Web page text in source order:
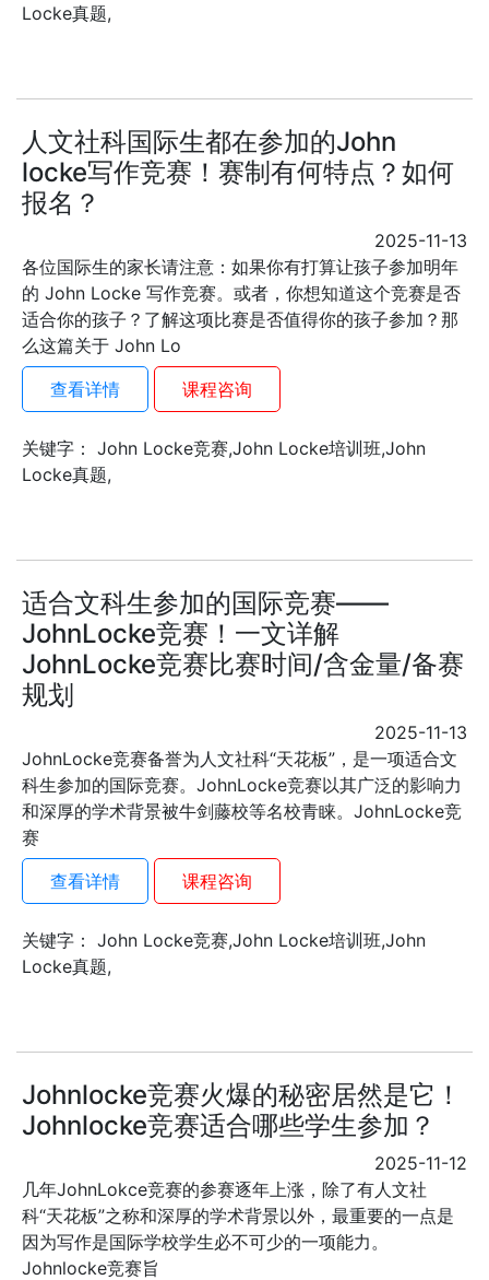
Locke真题,
人文社科国际生都在参加的John
locke写作竞赛！赛制有何特点？如何
报名？
2025-11-13
各位国际生的家长请注意：如果你有打算让孩子参加明年
的 John Locke 写作竞赛。或者，你想知道这个竞赛是否
适合你的孩子？了解这项比赛是否值得你的孩子参加？那
么这篇关于 John Lo
查看详情
课程咨询
关键字： John Locke竞赛,John Locke培训班,John
Locke真题,
适合文科生参加的国际竞赛——
JohnLocke竞赛！一文详解
JohnLocke竞赛比赛时间/含金量/备赛
规划
2025-11-13
JohnLocke竞赛备誉为人文社科“天花板”，是一项适合文
科生参加的国际竞赛。JohnLocke竞赛以其广泛的影响力
和深厚的学术背景被牛剑藤校等名校青睐。JohnLocke竞
赛
查看详情
课程咨询
关键字： John Locke竞赛,John Locke培训班,John
Locke真题,
Johnlocke竞赛火爆的秘密居然是它！
Johnlocke竞赛适合哪些学生参加？
2025-11-12
几年JohnLokce竞赛的参赛逐年上涨，除了有人文社
科“天花板”之称和深厚的学术背景以外，最重要的一点是
因为写作是国际学校学生必不可少的一项能力。
Johnlocke竞赛旨